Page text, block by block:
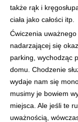
także rąk i
ciała jako całości itp.
Ćwiczenia
nadarzającej się
parking, wychodząc
domu. Chodzenie
wydaje nam się
musimy je bowiem
miejsca. Ale jeśli te
uważnością,